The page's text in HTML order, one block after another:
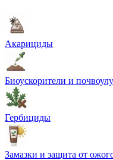
Акарициды
Биоускорители и
Гербициды
Замазки и защита от